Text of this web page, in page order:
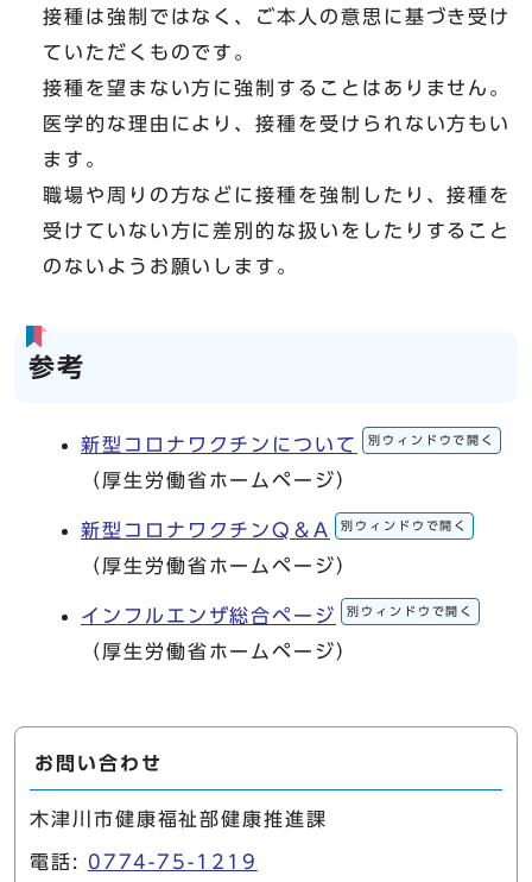
接種は強制ではなく、ご本人の意思に基づき受け
ていただくものです。
接種を望まない方に強制することはありません。
医学的な理由により、接種を受けられない方もい
ます。
職場や周りの方などに接種を強制したり、接種を
受けていない方に差別的な扱いをしたりすること
のないようお願いします。
参考​
新型コロナワクチンについて 別ウィンドウで開く
（厚生労働省ホームページ）
新型コロナワクチンQ＆A 別ウィンドウで開く
（厚生労働省ホームページ）
インフルエンザ総合ページ 別ウィンドウで開く
（厚生労働省ホームページ）
お問い合わせ
木津川市健康福祉部健康推進課
電話: 0774-75-1219